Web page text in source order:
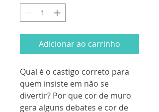
Adicionar ao carrinho
Qual é o castigo correto para
quem insiste em não se
divertir? Por que cor de muro
gera alguns debates e cor de